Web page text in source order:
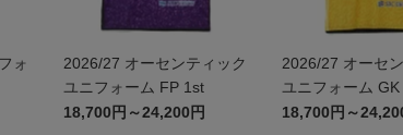
2026/27 オーセンティック
ユニフォーム FP 1st
18,700円～24,200円
2026/27 オーセ
ユニフォーム
18,700円～